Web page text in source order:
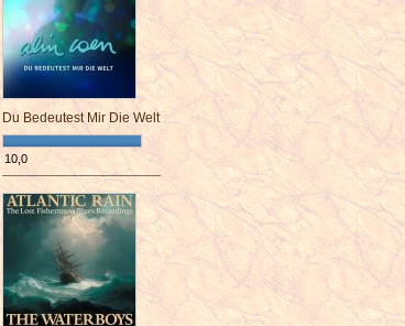
Du Bedeutest Mir Die Welt
10,0
¯¯¯¯¯¯¯¯¯¯¯¯¯¯¯¯¯¯¯¯¯¯¯¯